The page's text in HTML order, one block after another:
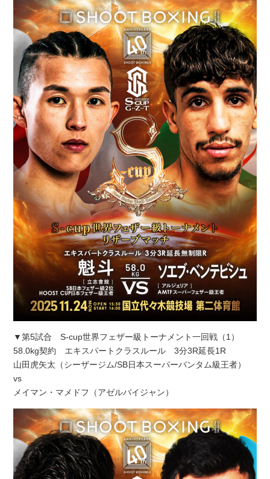
▼第5試合 S-cup世界フェザー級トーナメント一回戦（1）
58.0kg契約 エキスパートクラスルール 3分3R延長1R
山田虎矢太（シーザージム/SB日本スーパーバンタム級王者）
vs
メイマン・マメドフ（アゼルバイジャン）